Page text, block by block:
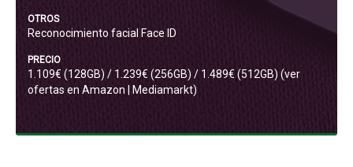
OTROS
Reconocimiento facial Face ID
PRECIO
1.109€ (128GB) / 1.239€ (256GB) / 1.489€ (512GB) (ver
ofertas en Amazon Mediamarkt)